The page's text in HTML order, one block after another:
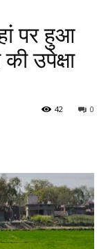
पर हुआ
उपेक्षा
0
42